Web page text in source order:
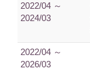
2022/04 ～
2024/03
2022/04 ～
2026/03